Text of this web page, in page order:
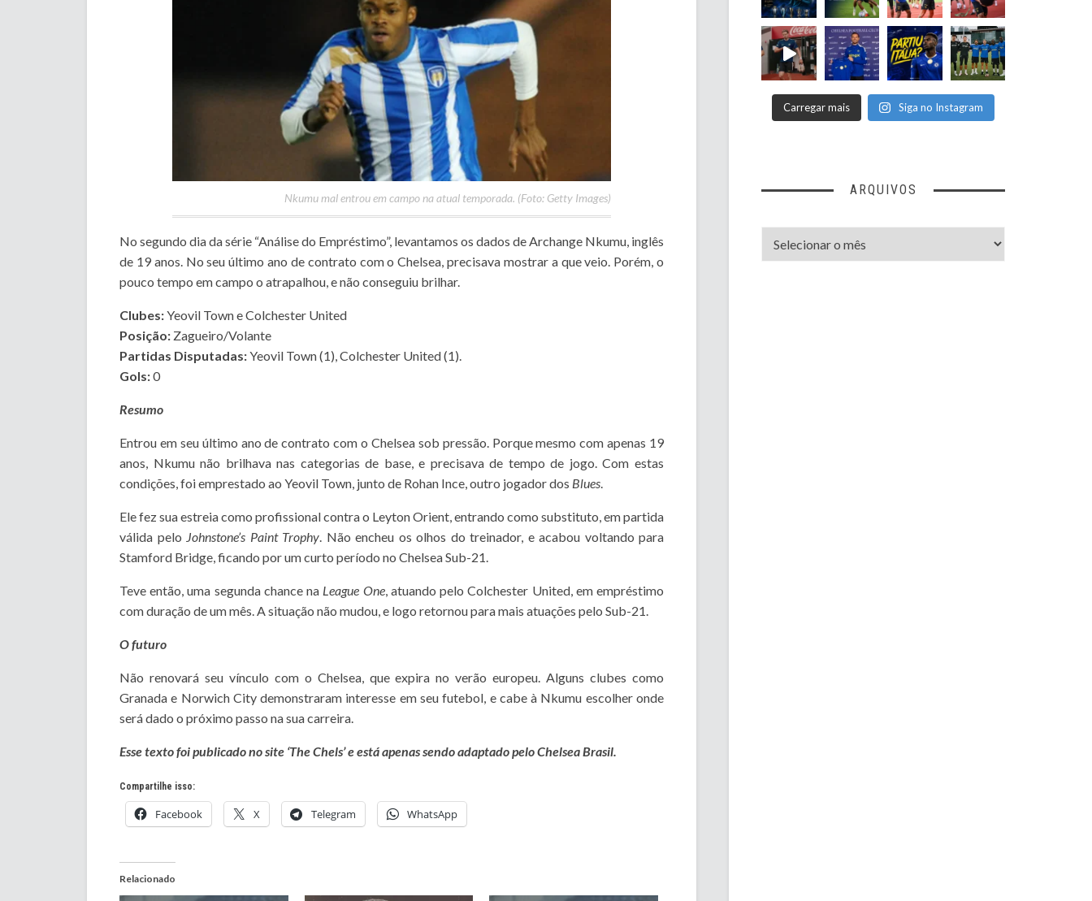
Nkumu mal entrou em campo na atual temporada. (Foto: Getty Images)
No segundo dia da série “Análise do Empréstimo”, levantamos os dados de Archange Nkumu, inglês
de 19 anos. No seu último ano de contrato com o Chelsea, precisava mostrar a que veio. Porém, o
pouco tempo em campo o atrapalhou, e não conseguiu brilhar.
Clubes:Yeovil Town e Colchester United
Posição: Zagueiro/Volante
Partidas Disputadas:Yeovil Town (1), Colchester United (1).
Gols:0
Resumo
Entrou em seu último ano de contrato com o Chelsea sob pressão. Porque mesmo com apenas 19
anos, Nkumu não brilhava nas categorias de base, e precisava de tempo de jogo. Com estas
condições, foi emprestado ao Yeovil Town, junto de Rohan Ince, outro jogador dos Blues.
Ele fez sua estreia como profissional contra o Leyton Orient, entrando como substituto, em partida
válida pelo Johnstone’s Paint Trophy. Não encheu os olhos do treinador, e acabou voltando para
Stamford Bridge, ficando por um curto período no Chelsea Sub-21.
Teve então, uma segunda chance na League One, atuando pelo Colchester United, em empréstimo
com duração de um mês. A situação não mudou, e logo retornou para mais atuações pelo Sub-21.
O futuro
Não renovará seu vínculo com o Chelsea, que expira no verão europeu. Alguns clubes como
Granada e Norwich City demonstraram interesse em seu futebol, e cabe à Nkumu escolher onde
será dado o próximo passo na sua carreira.
Esse texto foi publicado no site ‘The Chels’ e está apenas sendo adaptado pelo Chelsea Brasil.
Compartilhe isso:
Facebook X Telegram WhatsApp
Relacionado
Carregar mais Siga no Instagram
ARQUIVOS